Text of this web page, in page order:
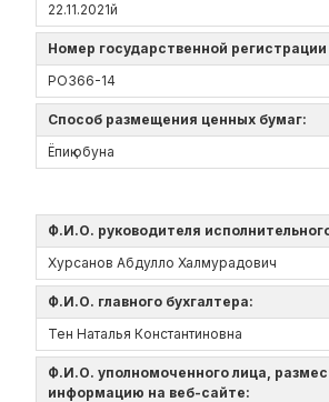
22.11.2021й
Номер государственной
РО366-14
Способ размещения ценных бумаг:
Ёпиқ обуна
Ф.И.О. руководителя
Хурсанов Абдулло Халмурадович
Ф.И.О. главного бухгалтера:
Тен Наталья Константиновна
Ф.И.О. уполномоченного лица,
информацию на веб-сайте: